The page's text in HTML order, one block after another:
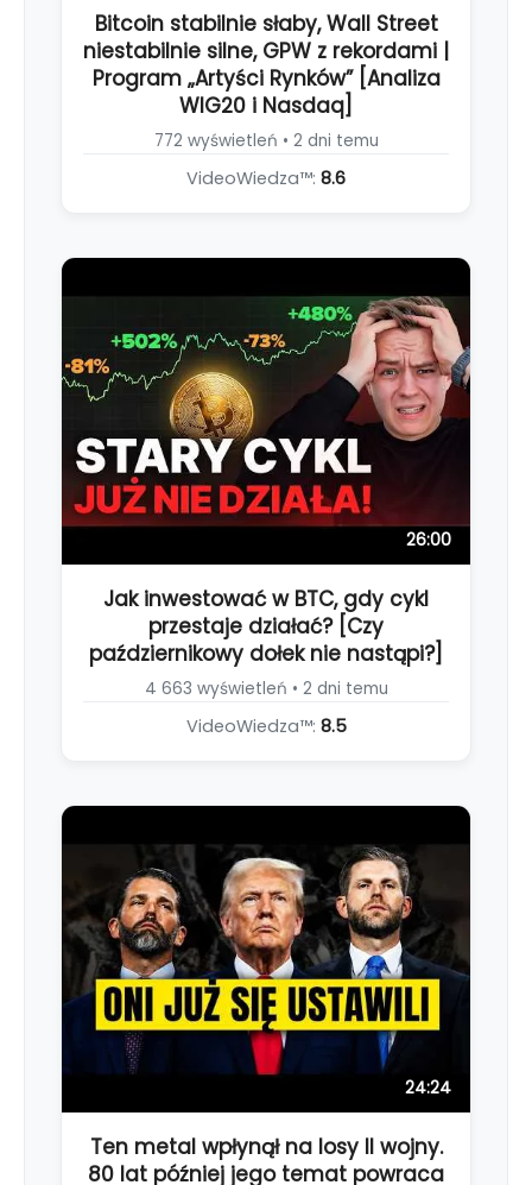
Bitcoin stabilnie słaby, Wall Street
niestabilnie silne, GPW z rekordami |
Program „Artyści Rynków” [Analiza
WIG20 i Nasdaq]
772 wyświetleń • 2 dni temu
VideoWiedza™: 8.6
26:00
Jak inwestować w BTC, gdy cykl
przestaje działać? [Czy
październikowy dołek nie nastąpi?]
4 663 wyświetleń • 2 dni temu
VideoWiedza™: 8.5
24:24
Ten metal wpłynął na losy II wojny.
80 lat później jego temat powraca